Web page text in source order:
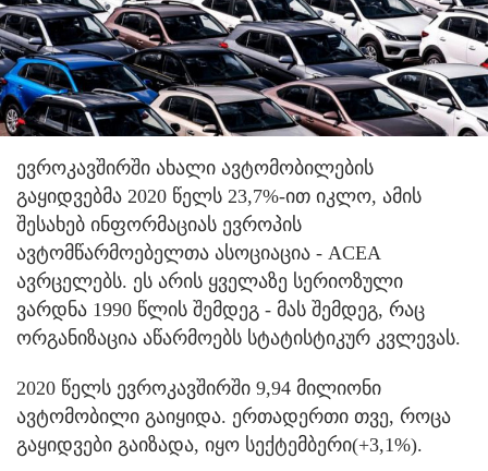
ევროკავშირში ახალი ავტომობილების
გაყიდვებმა 2020 წელს 23,7%-ით იკლო, ამის
შესახებ ინფორმაციას ევროპის
ავტომწარმოებელთა ასოციაცია - ACEA
ავრცელებს. ეს არის ყველაზე სერიოზული
ვარდნა 1990 წლის შემდეგ - მას შემდეგ, რაც
ორგანიზაცია აწარმოებს სტატისტიკურ კვლევას.
2020 წელს ევროკავშირში 9,94 მილიონი
ავტომობილი გაიყიდა. ერთადერთი თვე, როცა
გაყიდვები გაიზადა, იყო სექტემბერი(+3,1%).